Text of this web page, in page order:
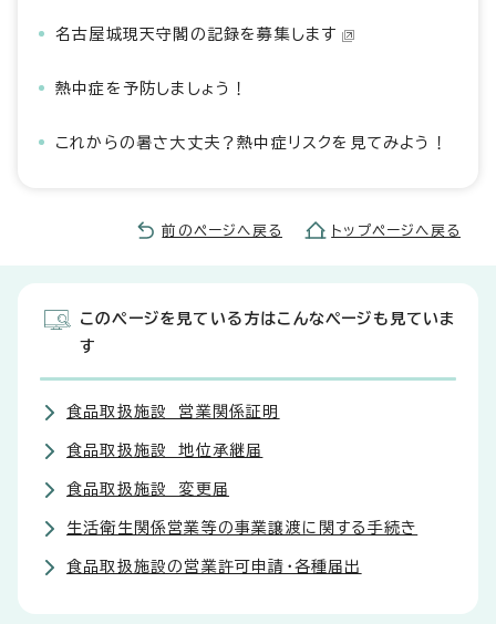
名古屋城現天守閣の記録を募集します
熱中症を予防しましょう！
これからの暑さ大丈夫？熱中症リスクを見てみよう！
前のページへ戻る トップページへ戻る
このページを見ている方はこんなページも見ていま
す
食品取扱施設 営業関係証明
食品取扱施設 地位承継届
食品取扱施設 変更届
生活衛生関係営業等の事業譲渡に関する手続き
食品取扱施設の営業許可申請・各種届出